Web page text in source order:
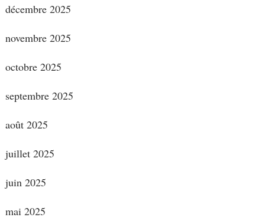
décembre 2025
novembre 2025
octobre 2025
septembre 2025
août 2025
juillet 2025
juin 2025
mai 2025